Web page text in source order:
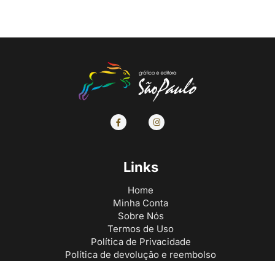
Links
Home
Minha Conta
Sobre Nós
Termos de Uso
Política de Privacidade
Política de devolução e reembolso